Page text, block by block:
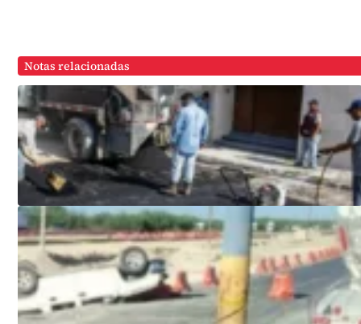
Notas relacionadas